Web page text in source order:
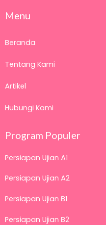
Menu
Beranda
Tentang Kami
Artikel
Hubungi Kami
Program Populer
Persiapan Ujian A1
Persiapan Ujian A2
Persiapan Ujian B1
Persiapan Ujian B2